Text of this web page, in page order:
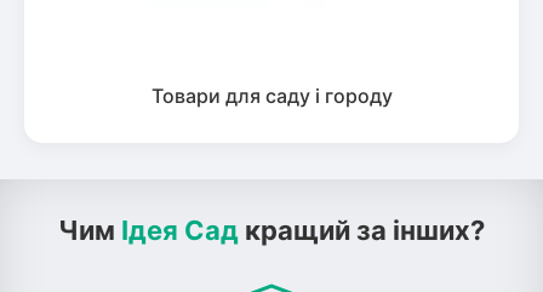
Товари для саду і городу
Чим Ідея Сад кращий за інших?